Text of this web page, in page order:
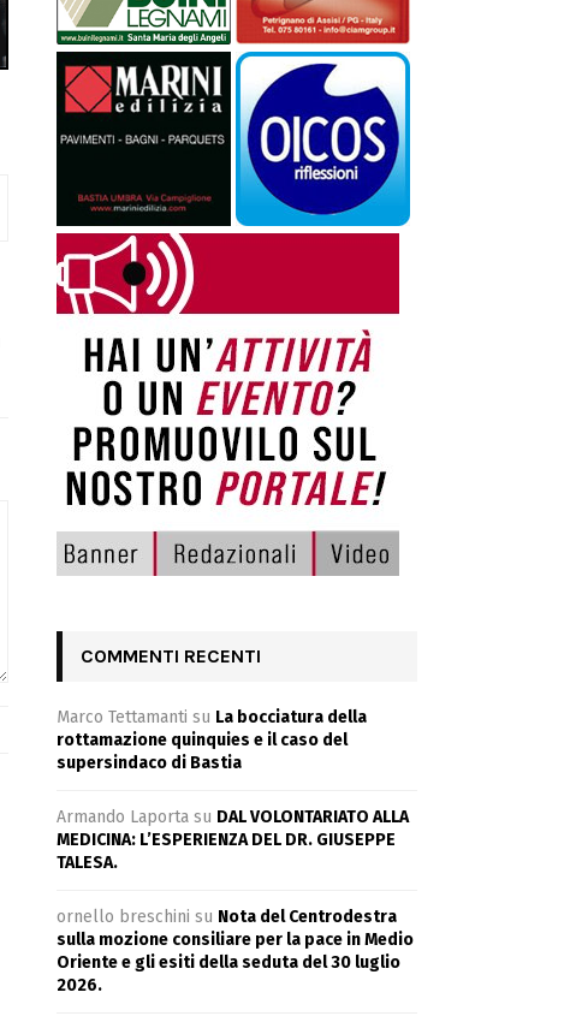
COMMENTI RECENTI
Marco Tettamanti su La bocciatura della
rottamazione quinquies e il caso del
supersindaco di Bastia
Armando Laporta su DAL VOLONTARIATO ALLA
MEDICINA: L’ESPERIENZA DEL DR. GIUSEPPE
TALESA.
ornello breschini su Nota del Centrodestra
sulla mozione consiliare per la pace in Medio
Oriente e gli esiti della seduta del 30 luglio
2026.